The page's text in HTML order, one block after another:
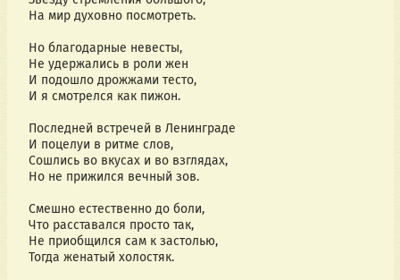
На мир духовно посмотреть.
Но благодарные невесты,
Не удержались в роли жен
И подошло дрожжами тесто,
И я смотрелся как пижон.
Последней встречей в Ленинграде
И поцелуи в ритме слов,
Сошлись во вкусах и во взглядах,
Но не прижился вечный зов.
Смешно естественно до боли,
Что расставался просто так,
Не приобщился сам к застолью,
Тогда женатый холостяк.